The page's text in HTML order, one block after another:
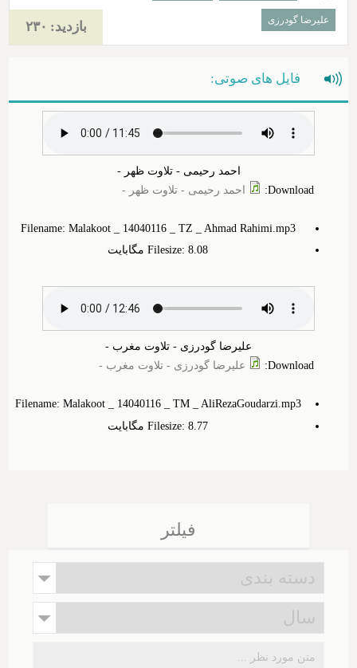
علیرضا گودرزی بازدید: ۲۳۰
فایل های صوتی:
احمد رحیمی - تلاوت ظهر -
Download
: احمد رحیمی - تلاوت ظهر -
Filename: Malakoot _ 14040116 _ TZ _ Ahmad Rahimi.mp3
Filesize: 8.‎08 مگابایت
علیرضا گودرزی - تلاوت مغرب -
Download
: علیرضا گودرزی - تلاوت مغرب -
Filename: Malakoot _ 14040116 _ TM _ AliRezaGoudarzi.mp3
Filesize: 8.‎77 مگابایت
فیلتر